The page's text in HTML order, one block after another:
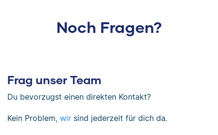
Noch Fragen?
Frag unser Team
Du bevorzugst einen direkten Kontakt?
Kein Problem, wir sind jederzeit für dich da.